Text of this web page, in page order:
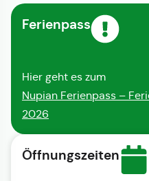
Ferienpass
Hier geht es zum
Nupian Ferienpass –
2026
Öffnungszeiten